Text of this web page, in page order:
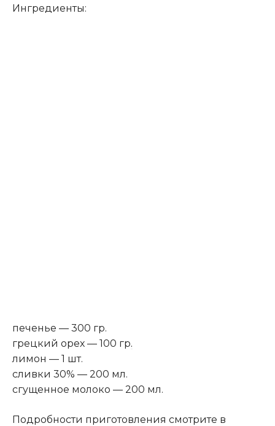
Ингредиенты:
печенье — 300 гр.
грецкий орех — 100 гр.
лимон — 1 шт.
сливки 30% — 200 мл.
сгущенное молоко — 200 мл.
Подробности приготовления смотрите в